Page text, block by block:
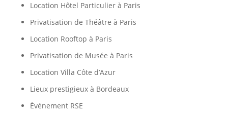
Location Hôtel Particulier à Paris
Privatisation de Théâtre à Paris
Location Rooftop à Paris
Privatisation de Musée à Paris
Location Villa Côte d’Azur
Lieux prestigieux à Bordeaux
Événement RSE